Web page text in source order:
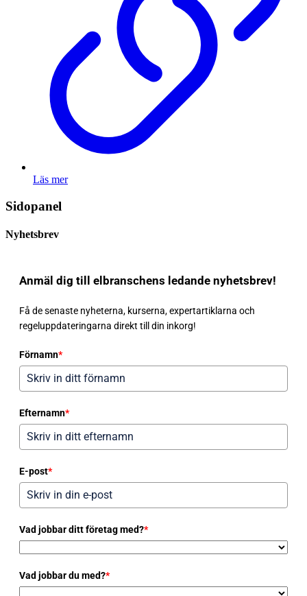
Läs mer
Sidopanel
Nyhetsbrev
Anmäl dig till elbranschens ledande nyhetsbrev!
Få de senaste nyheterna, kurserna, expertartiklarna och
regeluppdateringarna direkt till din inkorg!
Förnamn*
Efternamn*
E-post*
Vad jobbar ditt företag med?*
Vad jobbar du med?*